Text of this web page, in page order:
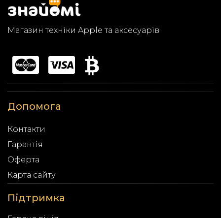
Магазин техніки Apple та аксесуарів
Допомога
Контакти
Гарантія
Оферта
Карта сайту
Підтримка